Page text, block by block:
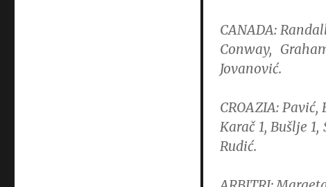
CANADA:
Conway,
Jovanović.
CROAZIA:
Karač 1, Bušlje
Rudić.